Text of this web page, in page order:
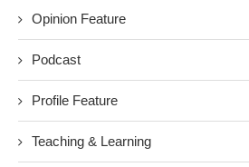
Opinion Feature
Podcast
Profile Feature
Teaching & Learning